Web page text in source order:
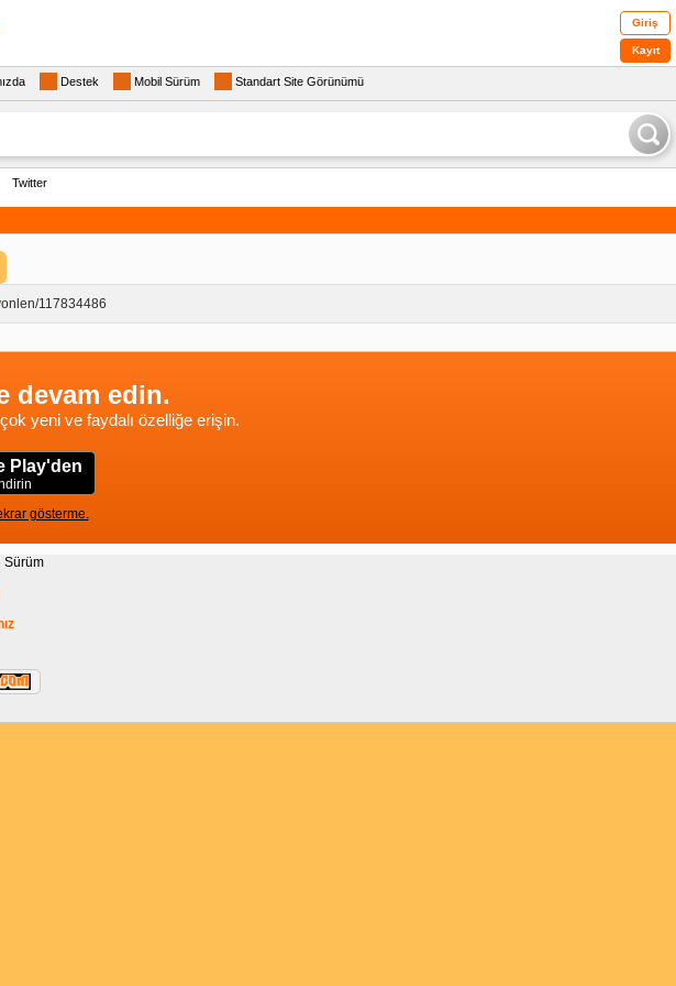
Giriş
Kayıt
Destek Mobil Sürüm Standart Site Görünümü
Twitter
117834486
devam edin.
yeni ve faydalı özelliğe erişin.
Play'den
gösterme.
Sürüm